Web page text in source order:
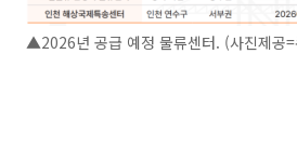
▲2026년 공급 예정 물류센터. (사진제공=